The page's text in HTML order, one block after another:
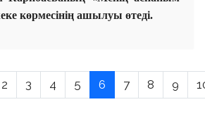
көрмесінің ашылуы өтеді.
2 3 4 5 6 7 8 9